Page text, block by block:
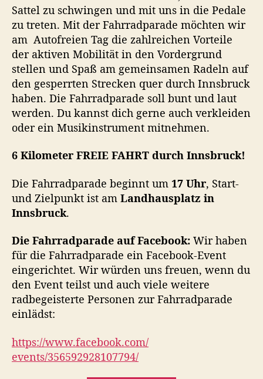
E
I
E
F
A
H
R
T
u
r
h
n
n
r
c
k
!
–
Sattel zu schwingen und mit uns in die Pedale
zu treten. Mit der Fahrradparade möchten wir
am Autofreien Tag die zahlreichen Vorteile
der aktiven Mobilität in den Vordergrund
stellen und Spaß am gemeinsamen Radeln auf
den gesperrten Strecken quer durch Innsbruck
haben. Die Fahrradparade soll bunt und laut
werden. Du kannst dich gerne auch verkleiden
oder ein Musikinstrument mitnehmen.
6 Kilometer FREIE FAHRT durch Innsbruck!
Die Fahrradparade beginnt um 17 Uhr, Start-
und Zielpunkt ist am Landhausplatz in
Innsbruck.
Die Fahrradparade auf Facebook: Wir haben
für die Fahrradparade ein Facebook-Event
eingerichtet. Wir würden uns freuen, wenn du
den Event teilst und auch viele weitere
radbegeisterte Personen zur Fahrradparade
einlädst:
https://www.facebook.com/
events/356592928107794/